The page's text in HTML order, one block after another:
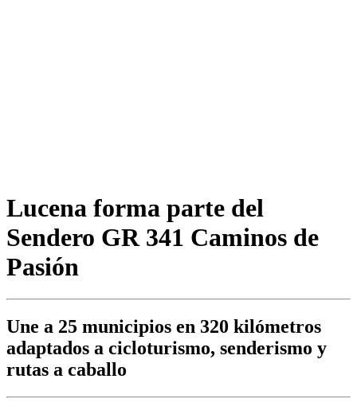
Lucena forma parte del
Sendero GR 341 Caminos de
Pasión
Une a 25 municipios en 320 kilómetros
adaptados a cicloturismo, senderismo y
rutas a caballo